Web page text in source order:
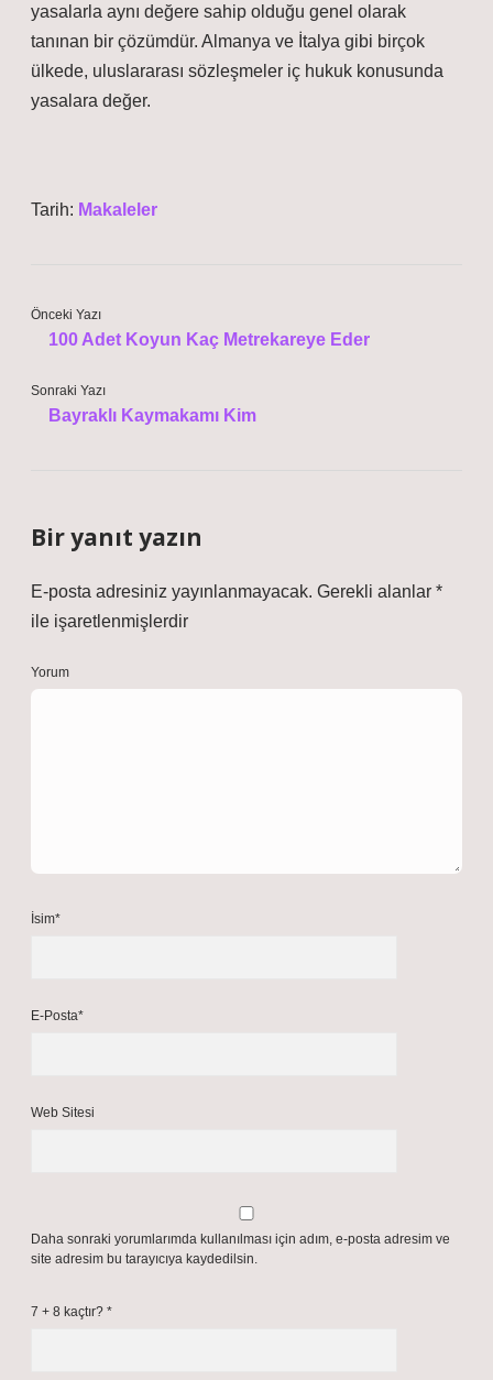
yasalarla aynı değere sahip olduğu genel olarak
tanınan bir çözümdür. Almanya ve İtalya gibi birçok
ülkede, uluslararası sözleşmeler iç hukuk konusunda
yasalara değer.
Tarih: Makaleler
Önceki Yazı
100 Adet Koyun Kaç Metrekareye Eder
Sonraki Yazı
Bayraklı Kaymakamı Kim
Bir yanıt yazın
E-posta adresiniz yayınlanmayacak. Gerekli alanlar *
ile işaretlenmişlerdir
Yorum
İsim*
E-Posta*
Web Sitesi
Daha sonraki yorumlarımda kullanılması için adım, e-posta adresim ve
site adresim bu tarayıcıya kaydedilsin.
7 + 8 kaçtır? *